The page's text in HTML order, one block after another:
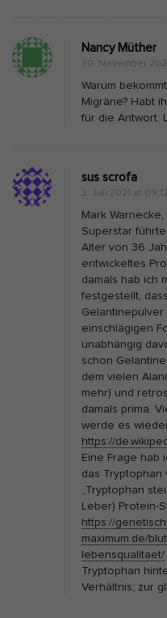
l
a
g
-
y
d
r
o
l
y
s
a
f
ü
d
e
n
M
u
Nancy Müther
30. November
Warum
Migräne? Habt
für die Antwort.
sus scrofa
2. Juli 2021 at 09:12
Mark
Superstar
Alter von 36
entwickeltes
damals hab ich
festgestellt,
Gelantinepulver
einschlägigen
unabhängig
schon
dem vielen
mehr) und
damals prima.
werde es
https://
Eine Frage hab
das Tryptophan
„Tryptophan
Leber) Protein-
https://
maximum.de/
lebensqualitaet/
Tryptophan
Verhältnis, zur